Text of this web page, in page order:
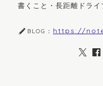
書くこと・長距離ドライ
BLOG： https://